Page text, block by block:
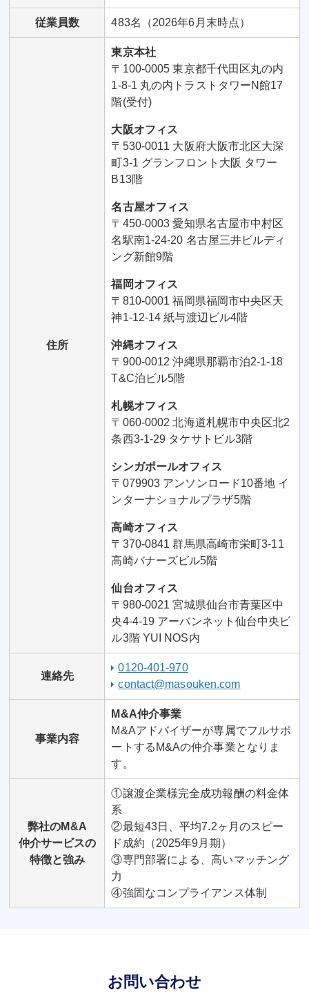
従業員数 483名（2026年6月末時点）
住所
東京本社
〒100-0005 東京都千代田区丸の内
1-8-1 丸の内トラストタワーN館17
階(受付)
大阪オフィス
〒530-0011 大阪府大阪市北区大深
町3-1 グランフロント大阪 タワー
B13階
名古屋オフィス
〒450-0003 愛知県名古屋市中村区
名駅南1-24-20 名古屋三井ビルディ
ング新館9階
福岡オフィス
〒810-0001 福岡県福岡市中央区天
神1-12-14 紙与渡辺ビル4階
沖縄オフィス
〒900-0012 沖縄県那覇市泊2-1-18
T&C泊ビル5階
札幌オフィス
〒060-0002 北海道札幌市中央区北2
条西3-1-29 タケサトビル3階
シンガポールオフィス
〒079903 アンソンロード10番地 イ
ンターナショナルプラザ5階
高崎オフィス
〒370-0841 群馬県高崎市栄町3-11
高崎バナーズビル5階
仙台オフィス
〒980-0021 宮城県仙台市青葉区中
央4-4-19 アーバンネット仙台中央ビ
ル3階 YUI NOS内
連絡先
0120-401-970
contact@masouken.com
事業内容
M&A仲介事業
M&Aアドバイザーが専属でフルサポ
ートするM&Aの仲介事業となりま
す。
弊社のM&A
仲介サービスの
特徴と強み
①譲渡企業様完全成功報酬の料金体
系
②最短43日、平均7.2ヶ月のスピー
ド成約（2025年9月期）
③専門部署による、高いマッチング
力
④強固なコンプライアンス体制
お問い合わせ